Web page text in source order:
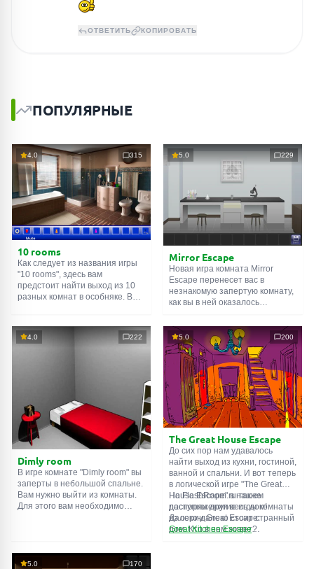
ОТВЕТИТЬ КОПИРОВАТЬ
ПОПУЛЯРНЫЕ
4.0 315
10 rooms
Как следует из названия игры
"10 rooms", здесь вам
предстоит найти выход из 10
разных комнат в особняке. В
их, чтобы выйти. Выход из
одной комнаты является
5.0 229
Mirror Escape
Новая игра комната Mirror
Escape перенесет вас в
незнакомую запертую комнату,
как вы в ней оказалось
смекалки попробуйте решить
все, приготовленные авторами
для вас, головоломки и найти
выход на свободу.
Внимательно осмотрите
помещение, возможно вы
сможете найти какие-нибудь
подсказки. Желаем удачи!
4.0 222
Dimly room
В игре комнате "Dimly room" вы
заперты в небольшой спальне.
Вам нужно выйти из комнаты.
Для этого вам необходимо
5.0 200
The Great House Escape
До сих пор нам удавалось
найти выход из кухни, гостиной,
ванной и спальни. И вот теперь
в логической игре "The Great
House Escape" в нашем
распоряжении весь дом!
Далеко-далеко стоит странный
дом. Кто в нем живет?
На FlashRoom.ru также
доступны другие игры комнаты
из серии Great Escape:
Great Kitchen Escape
5.0 170